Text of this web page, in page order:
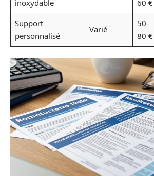
inoxydable
60 €
Support
personnalisé
Varié
50-
80 €